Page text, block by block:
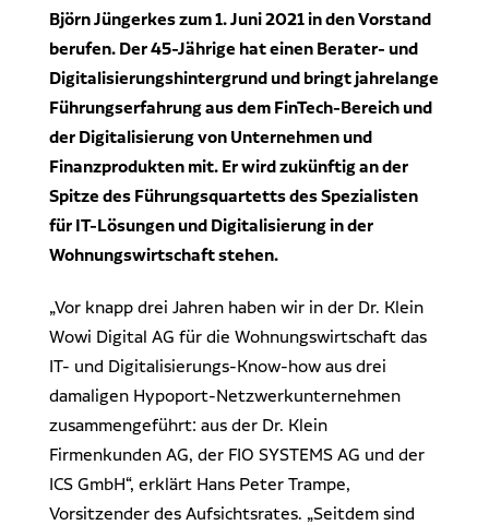
Ansprechpartner
Experten finden
Regionale Experten
Kontakt aufnehmen
Pressekontakt
Redaktionelle Anfragen
Investitionsrechnung trifft Unternehmensplanung
WOWIPORT: Einfach zu lernen, einfach zu bedienen
Alle Veranstaltungen anzeigen
Björn Jüngerkes zum 1. Juni 2021 in den Vorstand
berufen. Der 45-Jährige hat einen Berater- und
Digitalisierungshintergrund und bringt jahrelange
Führungserfahrung aus dem FinTech-Bereich und
der Digitalisierung von Unternehmen und
Finanzprodukten mit. Er wird zukünftig an der
Spitze des Führungsquartetts des Spezialisten
für IT-Lösungen und Digitalisierung in der
Wohnungswirtschaft stehen.
„Vor knapp drei Jahren haben wir in der Dr. Klein
Wowi Digital AG für die Wohnungswirtschaft das
IT- und Digitalisierungs-Know-how aus drei
damaligen Hypoport-Netzwerkunternehmen
zusammengeführt: aus der Dr. Klein
Firmenkunden AG, der FIO SYSTEMS AG und der
ICS GmbH“, erklärt Hans Peter Trampe,
Vorsitzender des Aufsichtsrates. „Seitdem sind